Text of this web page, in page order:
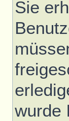
Sie
wurde